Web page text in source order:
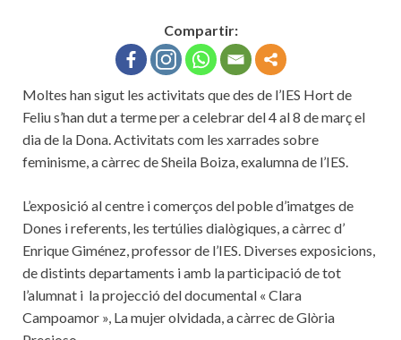
Compartir:
Moltes han sigut les activitats que des de l’IES Hort de
Feliu s’han dut a terme per a celebrar del 4 al 8 de març el
dia de la Dona. Activitats com les xarrades sobre
feminisme, a càrrec de Sheila Boiza, exalumna de l’IES.
L’exposició al centre i comerços del poble d’imatges de
Dones i referents, les tertúlies dialògiques, a càrrec d’
Enrique Giménez, professor de l’IES. Diverses exposicions,
de distints departaments i amb la participació de tot
l’alumnat i la projecció del documental « Clara
Campoamor », La mujer olvidada, a càrrec de Glòria